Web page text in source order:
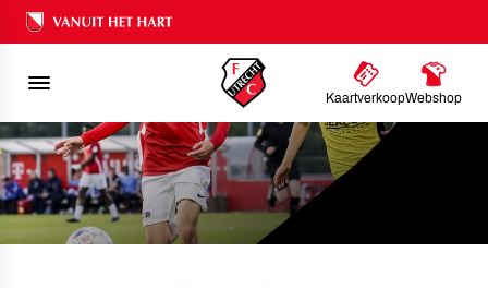
Ons nalatenschap
KaartverkoopWebshop